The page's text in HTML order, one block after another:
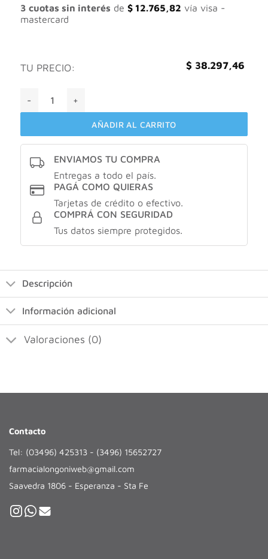
$ 63.829,11.
$ 38.297,46.
3 cuotas sin interés de $12.765,82 vía visa -
mastercard
TU PRECIO: $ 38.297,46
AÑADIR AL CARRITO
ENVIAMOS TU COMPRA
Entregas a todo el país.
PAGÁ COMO QUIERAS
Tarjetas de crédito o efectivo.
COMPRÁ CON SEGURIDAD
Tus datos siempre protegidos.
Descripción
Información adicional
Valoraciones (0)
Contacto
Tel: (03496) 425313 - (3496) 15652727
farmacialongoniweb@gmail.com
Saavedra 1806 - Esperanza - Sta Fe